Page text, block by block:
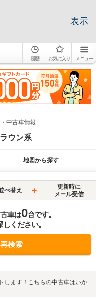
表示
履歴 お気に入り メニュー
中古車情報
ウン系
地図から探す
べ替え
更新時に
メール受信
車は0台です。
ください。
検索
します！こちらの中古車はいか